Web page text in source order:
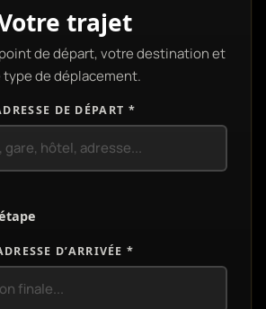
trajet
de départ, votre destination et
type de déplacement.
DE DÉPART *
D’ARRIVÉE *